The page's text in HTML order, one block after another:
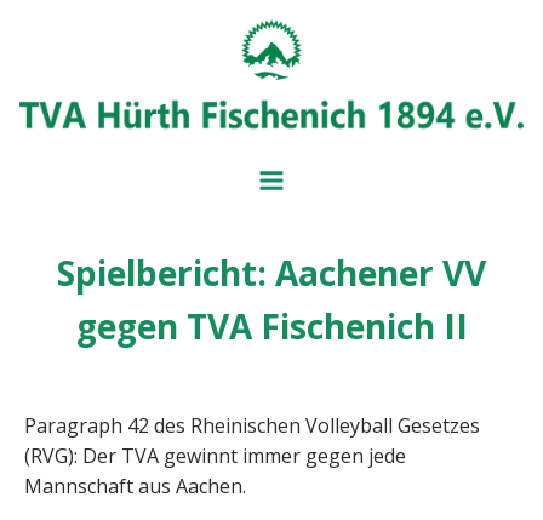
VORSTAND
SERVICE UND
BEITRAGSÜBERSICHT
IMPRESSUM
BALL- UND
Spielbericht: Aachener VV
gegen TVA Fischenich II
Paragraph 42 des Rheinischen Volleyball Gesetzes
(RVG): Der TVA gewinnt immer gegen jede
Mannschaft aus Aachen.